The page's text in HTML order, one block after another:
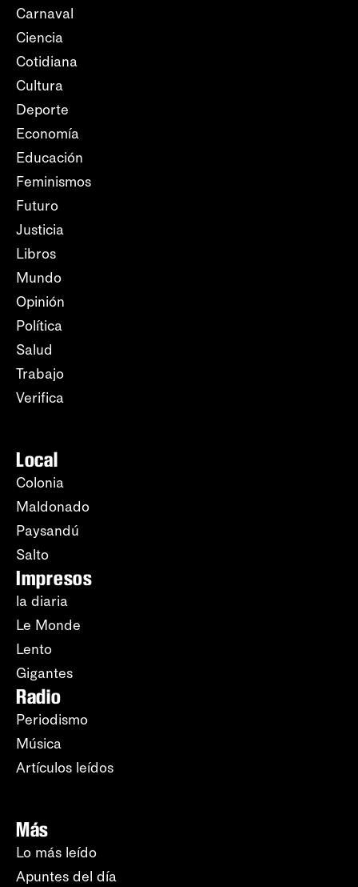
Carnaval
Ciencia
Cotidiana
Cultura
Deporte
Economía
Educación
Feminismos
Futuro
Justicia
Libros
Mundo
Opinión
Política
Salud
Trabajo
Verifica
Local
Colonia
Maldonado
Paysandú
Salto
Impresos
la diaria
Le Monde
Lento
Gigantes
Radio
Periodismo
Música
Artículos leídos
Más
Lo más leído
Apuntes del día